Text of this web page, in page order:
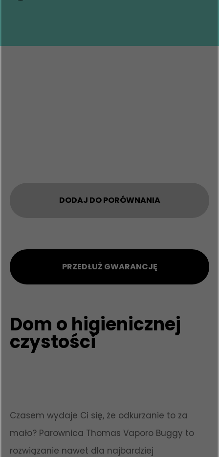
Dom o higienicznej
czystości
PRZEDŁUŻ GWARANCJĘ
DODAJ DO PORÓWNANIA
Czasem wydaje Ci się, że odkurzanie to za
mało? Parownica Thomas Vaporo Buggy to
rozwiązanie nawet dla najbardziej